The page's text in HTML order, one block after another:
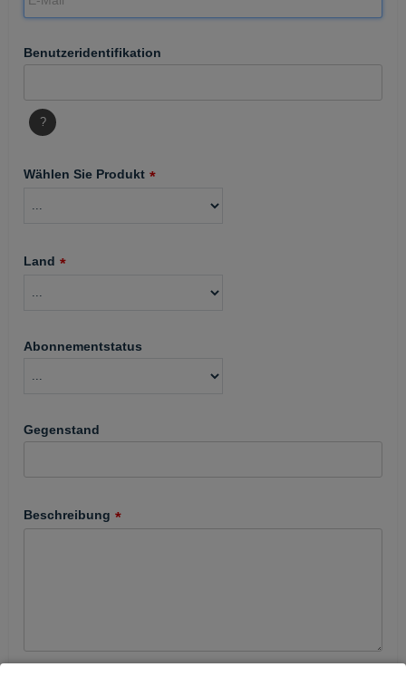
Benutzeridentifikation
?
Wählen Sie Produkt
Land
Abonnementstatus
Gegenstand
Beschreibung